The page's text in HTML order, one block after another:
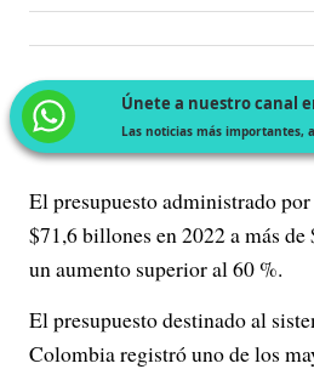
Únete a nuestro canal
Las noticias más importantes,
El presupuesto administrado
$71,6 billones en 2022 a más
un aumento superior al 60 %.
El presupuesto destinado al
Colombia registró uno de los